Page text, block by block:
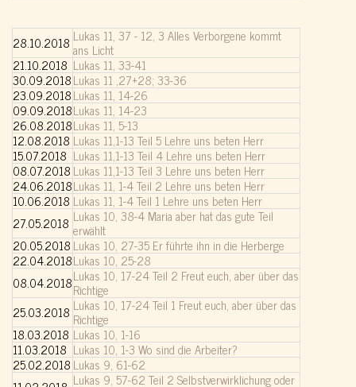
28.10.2018 Lukas 11, 37 - 12, 3 Alles Verborgene kommt
ans Licht
21.10.2018 Lukas 11, 33-41
30.09.2018Lukas 11 ,27+28; 33-36
23.09.2018Lukas 11, 14-26
09.09.2018Lukas 11, 14-23
26.08.2018Lukas 11, 5-13
12.08.2018 Lukas 11,1-13 Teil 5 Lehre uns beten Herr
15.07.2018 Lukas 11,1-13 Teil 4 Lehre uns beten Herr
08.07.2018 Lukas 11,1-13 Teil 3 Lehre uns beten Herr
24.06.2018Lukas 11, 1-4 Teil 2 Lehre uns beten Herr
10.06.2018 Lukas 11, 1-4 Teil 1 Lehre uns beten Herr
27.05.2018 Lukas 10, 38-4 Maria aber hat das gute Teil
erwählt
20.05.2018 Lukas 10, 27-35 Er führte ihn in die Herberge
22.04.2018Lukas 10, 25-28
08.04.2018Lukas 10, 17-24 Teil 2 Freut euch, aber über das
Richtige
25.03.2018 Lukas 10, 17-24 Teil 1 Freut euch, aber über das
Richtige
18.03.2018 Lukas 10, 1-16
11.03.2018 Lukas 10, 1-3 Wo sind die Arbeiter?
25.02.2018 Lukas 9, 61-62
Lukas 9, 57-62 Teil 2 Selbstverwirklichung oder